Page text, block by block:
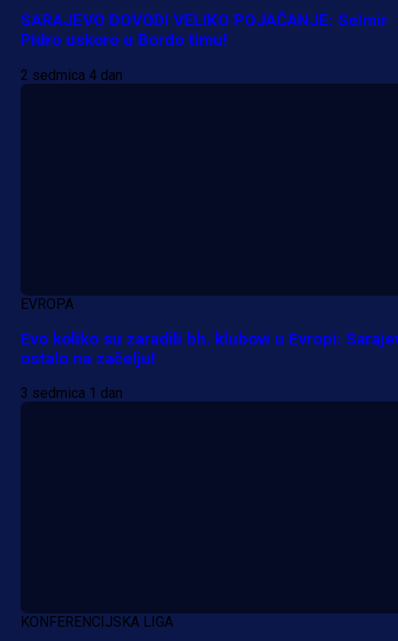
SARAJEVO DOVODI VELIKO POJAČANJE: Selmir
Pidro uskoro u Bordo timu!
2 sedmica 4 dan
EVROPA
Evo koliko su zaradili bh. klubovi u Evropi:
ostalo na začelju!
3 sedmica 1 dan
KONFERENCIJSKA LIGA